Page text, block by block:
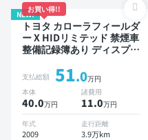
NEW!
お買い得!!
トヨタ カローラフィールダ
ー X HIDリミテッド 禁煙車
整備記録簿あり ディスプレ
あり TV ワイヤレスキー
支払総額 51.0万円
本体
40.0万円
諸費用
11.0万円
年式
2009
走行距離
3.9万km